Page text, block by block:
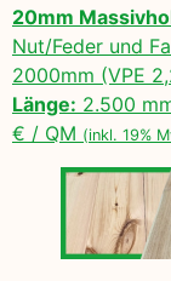
20mm
Nut/Feder und
2000mm (VPE
Länge: 2.500
€ / QM (inkl. 19%